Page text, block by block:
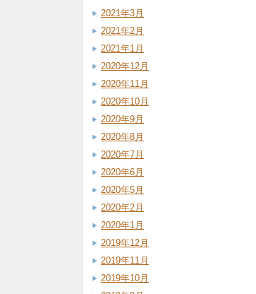
2021年3月
2021年2月
2021年1月
2020年12月
2020年11月
2020年10月
2020年9月
2020年8月
2020年7月
2020年6月
2020年5月
2020年2月
2020年1月
2019年12月
2019年11月
2019年10月